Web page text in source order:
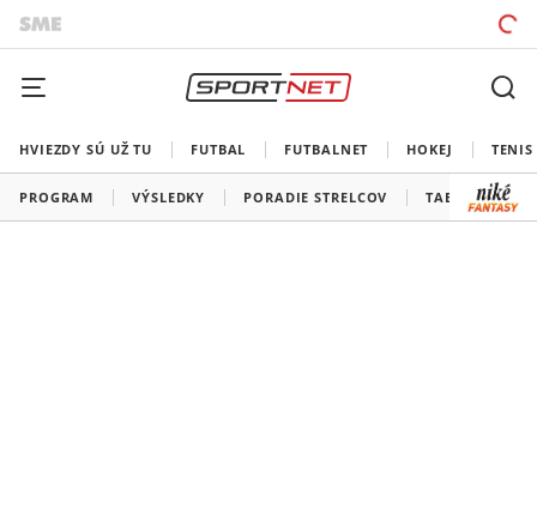
HVIEZDY SÚ UŽ TU FUTBAL FUTBALNET HOKEJ TENIS
PROGRAM VÝSLEDKY PORADIE STRELCOV TABUĽKY A